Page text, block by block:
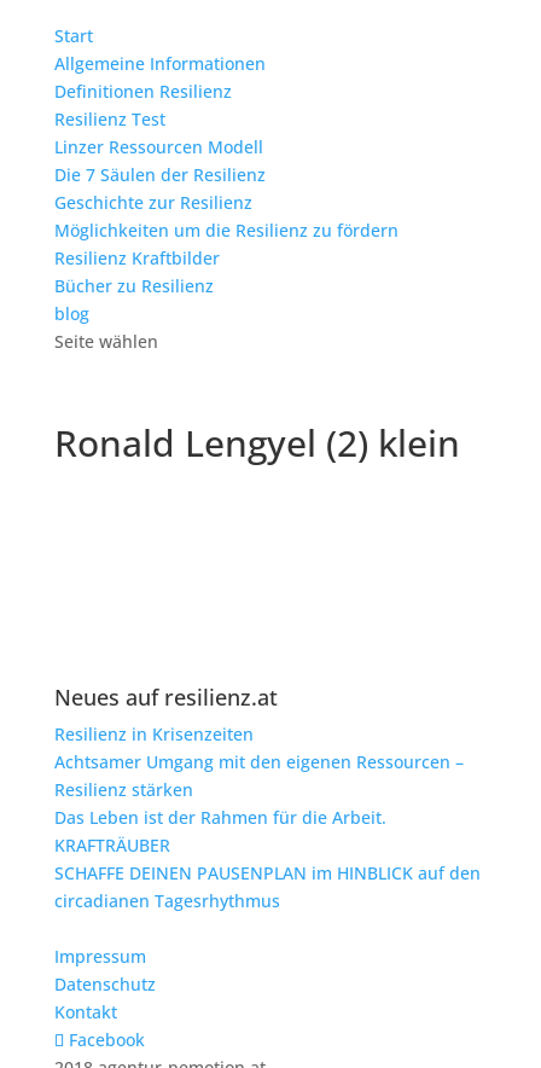
Start
Allgemeine Informationen
Definitionen Resilienz
Resilienz Test
Linzer Ressourcen Modell
Die 7 Säulen der Resilienz
Geschichte zur Resilienz
Möglichkeiten um die Resilienz zu fördern
Resilienz Kraftbilder
Bücher zu Resilienz
blog
Seite wählen
Ronald Lengyel (2) klein
Neues auf resilienz.at
Resilienz in Krisenzeiten
Achtsamer Umgang mit den eigenen Ressourcen –
Resilienz stärken
Das Leben ist der Rahmen für die Arbeit.
KRAFTRÄUBER
SCHAFFE DEINEN PAUSENPLAN im HINBLICK auf den
circadianen Tagesrhythmus
Impressum
Datenschutz
Kontakt
Facebook